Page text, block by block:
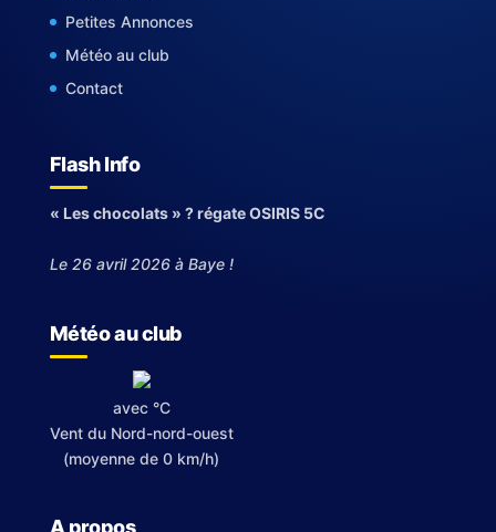
Petites Annonces
Météo au club
Contact
Flash Info
« Les chocolats » ? régate OSIRIS 5C
Le 26 avril 2026 à Baye !
Météo au club
avec °C
Vent du Nord-nord-ouest
(moyenne de 0 km/h)
A propos